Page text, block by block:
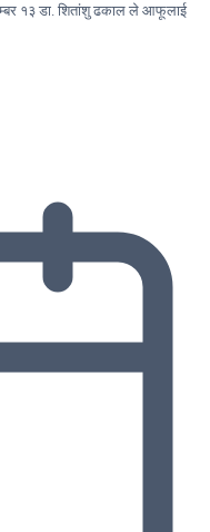
१३ डा. शितांशु ढकाल ले आफूलाई